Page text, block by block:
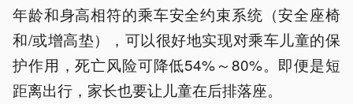
年龄和身高相符的乘车安全约束系统（安全座椅
和/或增高垫），可以很好地实现对乘车儿童的保
护作用，死亡风险可降低54%～80%。即便是短
距离出行，家长也要让儿童在后排落座。